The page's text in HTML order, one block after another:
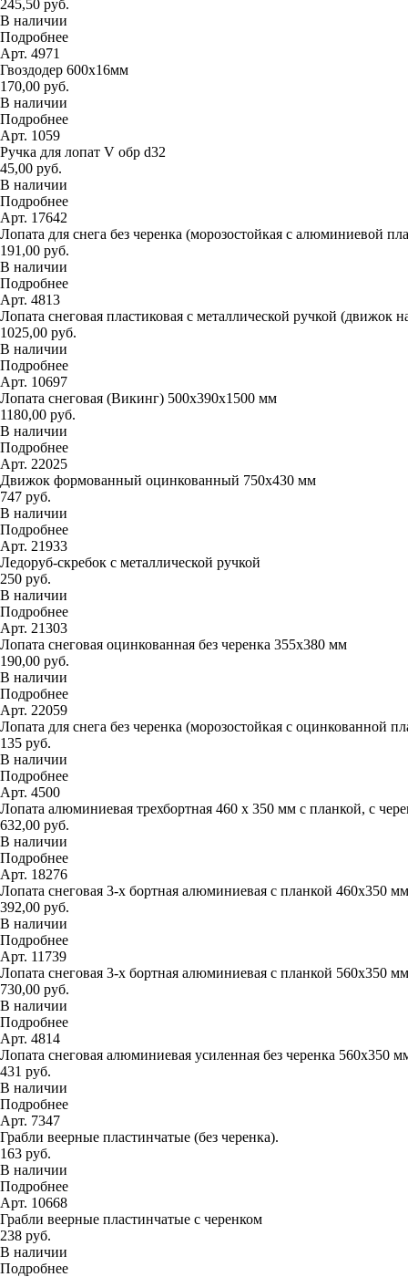
245,50 руб.
В наличии
Подробнее
Арт. 4971
Гвоздодер 600х16мм
170,00 руб.
В наличии
Подробнее
Арт. 1059
Ручка для лопат V обр d32
45,00 руб.
В наличии
Подробнее
Арт. 17642
Лопата для снега без черенка (морозостойкая с алюминиевой
191,00 руб.
В наличии
Подробнее
Арт. 4813
Лопата снеговая пластиковая с металлической ручкой (движок
1025,00 руб.
В наличии
Подробнее
Арт. 10697
Лопата снеговая (Викинг) 500х390х1500 мм
1180,00 руб.
В наличии
Подробнее
Арт. 22025
Движок формованный оцинкованный 750х430 мм
747 руб.
В наличии
Подробнее
Арт. 21933
Ледоруб-скребок с металлической ручкой
250 руб.
В наличии
Подробнее
Арт. 21303
Лопата снеговая оцинкованная без черенка 355х380 мм
190,00 руб.
В наличии
Подробнее
Арт. 22059
Лопата для снега без черенка (морозостойкая с оцинкованной
135 руб.
В наличии
Подробнее
Арт. 4500
Лопата алюминиевая трехбортная 460 х 350 мм с планкой, с
632,00 руб.
В наличии
Подробнее
Арт. 18276
Лопата снеговая 3-х бортная алюминиевая с планкой 460х350 мм
392,00 руб.
В наличии
Подробнее
Арт. 11739
Лопата снеговая 3-х бортная алюминиевая с планкой 560х350 мм
730,00 руб.
В наличии
Подробнее
Арт. 4814
Лопата снеговая алюминиевая усиленная без черенка 560х350
431 руб.
В наличии
Подробнее
Арт. 7347
Грабли веерные пластинчатые (без черенка).
163 руб.
В наличии
Подробнее
Арт. 10668
Грабли веерные пластинчатые с черенком
238 руб.
В наличии
Подробнее